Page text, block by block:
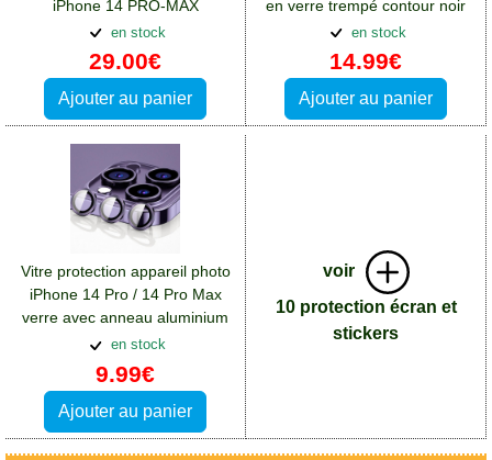
iPhone 14 PRO-MAX
transparent contour noir
en stock
29.00€
Ajouter au panier
en verre trempé contour noir
en stock
14.99€
Ajouter au panier
Vitre protection appareil photo
iPhone 14 Pro / 14 Pro Max
verre avec anneau aluminium
violet
en stock
9.99€
Ajouter au panier
voir
10 protection écran et
stickers